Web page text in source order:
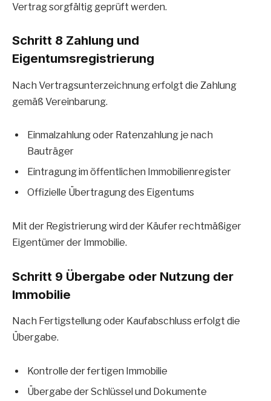
Vertrag sorgfältig geprüft werden.
Schritt 8 Zahlung und
Eigentumsregistrierung
Nach Vertragsunterzeichnung erfolgt die Zahlung
gemäß Vereinbarung.
Einmalzahlung oder Ratenzahlung je nach
Bauträger
Eintragung im öffentlichen Immobilienregister
Offizielle Übertragung des Eigentums
Mit der Registrierung wird der Käufer rechtmäßiger
Eigentümer der Immobilie.
Schritt 9 Übergabe oder Nutzung der
Immobilie
Nach Fertigstellung oder Kaufabschluss erfolgt die
Übergabe.
Kontrolle der fertigen Immobilie
Übergabe der Schlüssel und Dokumente